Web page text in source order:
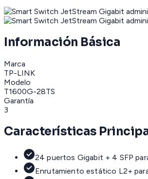
Información Básica
Marca
TP-LINK
Modelo
T1600G-28TS
Garantía
3
Características
24 puertos Gigabit + 4 SFP
Enrutamiento estático L2+